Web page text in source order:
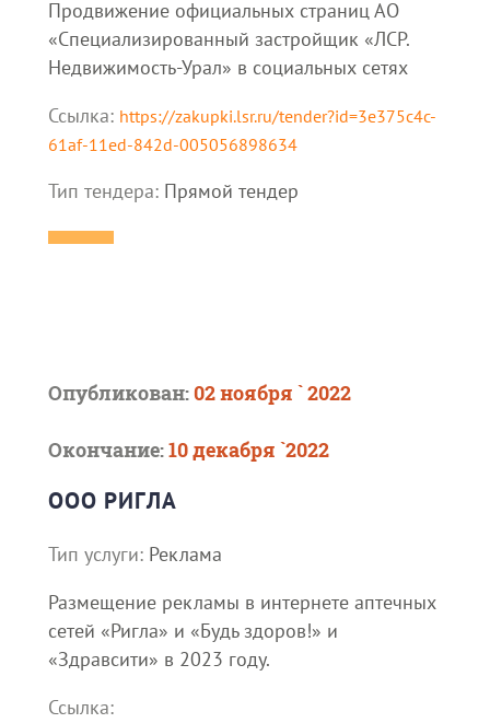
Продвижение официальных страниц АО
«Специализированный застройщик «ЛСР.
Недвижимость-Урал» в социальных сетях
Ссылка: https://zakupki.lsr.ru/tender?id=3e375c4c-
61af-11ed-842d-005056898634
Тип тендера: Прямой тендер
Опубликован:02 ноября ` 2022
Окончание:10 декабря `2022
ООО РИГЛА
Тип услуги: Реклама
Размещение рекламы в интернете аптечных
сетей «Ригла» и «Будь здоров!» и
«Здравсити» в 2023 году.
Ссылка: